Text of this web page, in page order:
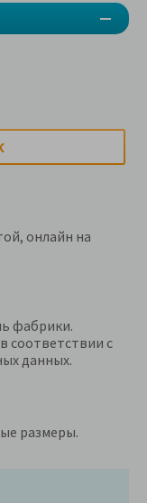
онлайн на
фабрики.
соответствии с
данных.
размеры.